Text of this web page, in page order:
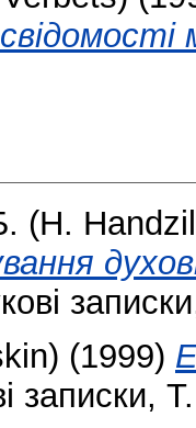
(H.
(1999)
записки,